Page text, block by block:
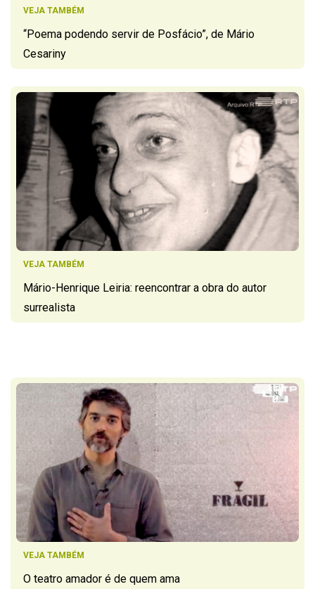
VEJA TAMBÉM
“Poema podendo servir de Posfácio”, de Mário
Cesariny
VEJA TAMBÉM
Mário-Henrique Leiria: reencontrar a obra do autor
surrealista
VEJA TAMBÉM
O teatro amador é de quem ama